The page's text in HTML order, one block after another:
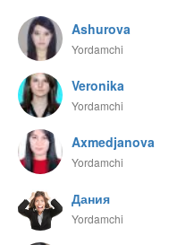
Ashurova
Yordamchi
Veronika
Yordamchi
Axmedjanova
Yordamchi
Дания
Yordamchi